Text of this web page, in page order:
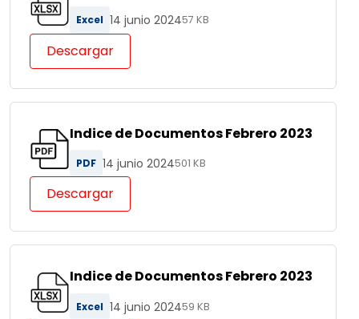
Excel 14 junio 202457 KB
Descargar
Indice de Documentos Febrero 2023
PDF 14 junio 2024501 KB
Descargar
Indice de Documentos Febrero 2023
Excel 14 junio 202459 KB